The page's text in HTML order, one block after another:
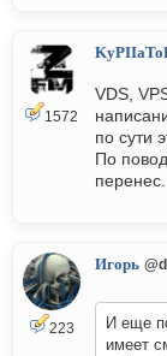
1572
VDS,
по сути
По
перенес.
223
Игорь
И еще
имеет